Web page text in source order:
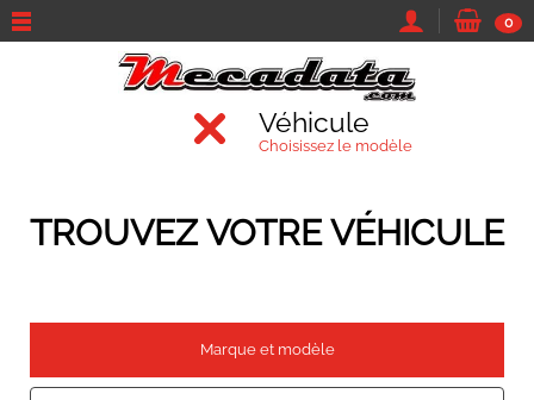
0
Véhicule
Choisissez le modèle
TROUVEZ VOTRE VÉHICULE
Marque et modèle